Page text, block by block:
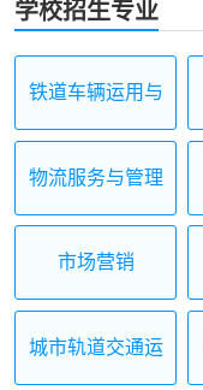
学校招生专业
铁道车辆运用与
物流服务与管理
市场营销
城市轨道交通运